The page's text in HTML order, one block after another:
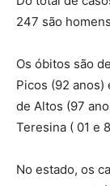
247 são
Os óbitos são
Picos (92 anos)
de Altos (97
Teresina ( 01 e
No estado, os